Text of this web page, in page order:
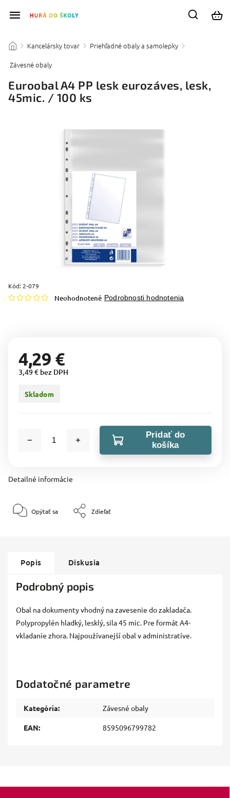
/ Kancelársky tovar / Priehľadné obaly a samolepky /
Závesné obaly
Euroobal A4 PP lesk eurozáves, lesk,
45mic. / 100 ks
Kód: 2-079
Neohodnotené Podrobnosti hodnotenia
4,29 €
3,49 € bez DPH
Skladom
Pridať do
košíka
Detailné informácie
Opýtať sa Zdieľať
Popis Diskusia
Podrobný popis
Obal na dokumenty vhodný na zavesenie do zakladača.
Polypropylén hladký, lesklý, sila 45 mic. Pre formát A4-
vkladanie zhora. Najpoužívanejší obal v administratíve.
Dodatočné parametre
Kategória: Závesné obaly
EAN: 8595096799782